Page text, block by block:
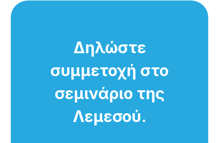
Δηλώστε
συμμετοχή στο
σεμινάριο της
Λεμεσού.